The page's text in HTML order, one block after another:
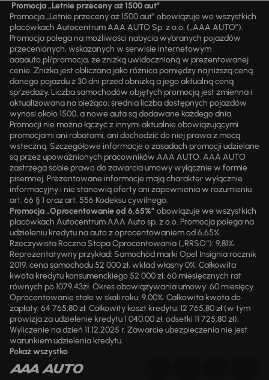
Promocja „Letnie przeceny aż 1500 aut”
Promocja „Letnie przeceny aż 1500 aut” obowiązuje we wszystkich
placówkach Autocentrum AAA AUTO Sp. z o.o. („AAA AUTO”).
Promocja polega na możliwości nabycia wybranych pojazdów
przecenionych, wskazanych w serwisie internetowym
aaaauto.pl/promocja, ze zniżką uwidocznioną w prezentowanej
cenie. Zniżka jest obliczana jako różnica pomiędzy najniższą ceną
danego pojazdu z 30 dni przed obniżką a jego aktualną ceną
sprzedaży. Liczba samochodów objętych promocją jest zmienna i
aktualizowana na bieżąco; średnia liczba dostępnych pojazdów
wynosi około 1500, a nowe auta są dodawane każdego dnia.
Promocji nie można łączyć z innymi aktualnie obowiązującymi
promocjami ani rabatami, ani dochodzić do niej prawa z mocą
wsteczną. Szczegółowe informacje o zasadach promocji udzielane
są przez upoważnionych pracowników AAA AUTO. AAA AUTO
zastrzega sobie prawo do zawarcia umowy wyłącznie w formie
pisemnej. Prezentowane informacje mają charakter wyłącznie
informacyjny i nie stanowią oferty ani zapewnienia w rozumieniu
art. 66 § 1 oraz art. 556 Kodeksu cywilnego.
Promocja „Oprocentowanie od 6,65%” obowiązuje we wszystkich
placówkach Autocentrum AAA Auto sp. z o.o. Promocja polega na
udzieleniu kredytu na auto z oprocentowaniem od 6,65%.
Rzeczywista Roczna Stopa Oprocentowania („RRSO“): 9,81%.
Reprezentatywny przykład: Samochód marki Opel Insignia rocznik
2019, cena samochodu 52 000 zł, wkład własny 0%. Całkowita
kwota kredytu konsumenckiego 52 000 zł, 60 miesięcznych rat
równych po 1079,43zł. Okres obowiązywania umowy: 60 miesięcy.
Oprocentowanie stałe w skali roku: 9,00%. Całkowita kwota do
zapłaty: 64 765,80 zł. Całkowity koszt kredytu: 12 765,80 zł (w tym
prowizja za udzielenie kredytu 1 040,00 zł, odsetki 11 725,80 zł).
Wyliczenie na dzień 11.12.2025 r. Zawarcie ubezpieczenia nie jest
warunkiem udzielenia kredytu.
Pokaż wszystko